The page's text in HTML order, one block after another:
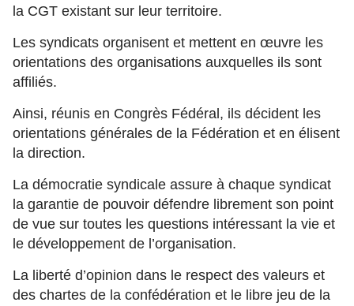
la CGT existant sur leur territoire.
Les syndicats organisent et mettent en œuvre les
orientations des organisations auxquelles ils sont
affiliés.
Ainsi, réunis en Congrès Fédéral, ils décident les
orientations générales de la Fédération et en élisent
la direction.
La démocratie syndicale assure à chaque syndicat
la garantie de pouvoir défendre librement son point
de vue sur toutes les questions intéressant la vie et
le développement de l’organisation.
La liberté d’opinion dans le respect des valeurs et
des chartes de la confédération et le libre jeu de la